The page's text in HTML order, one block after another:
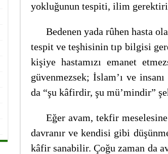
yokluğunun tespiti, ilim
Bedenen yada rûhen hasta
tespit ve teşhisinin tıp bilgisi
kişiye hastamızı emanet
güvenmezsek; İslam’ı ve
da “şu kâfirdir, şu mü’mindir”
Eğer avam, tekfir
davranır ve kendisi gibi
kâfir sanabilir. Çoğu zaman da